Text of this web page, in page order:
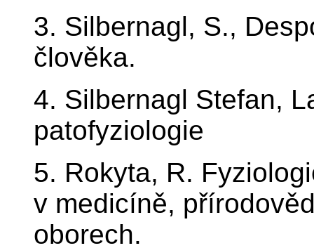
3. Silbernagl, S.,
člověka.
4. Silbernagl Stefan,
patofyziologie
5. Rokyta, R.
v medicíně,
oborech.